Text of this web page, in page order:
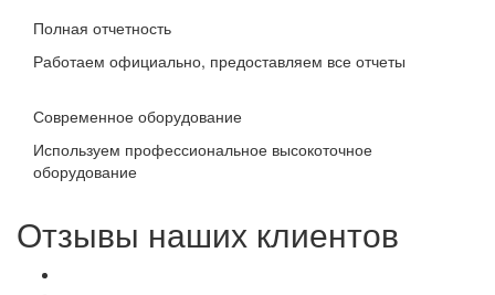
Полная отчетность
Работаем официально, предоставляем все отчеты
Современное оборудование
Используем профессиональное высокоточное
оборудование
Отзывы наших клиентов